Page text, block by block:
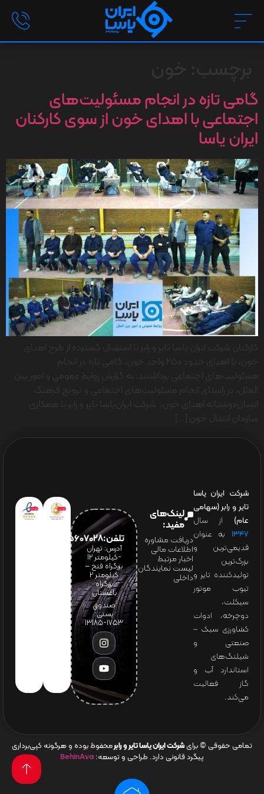
گامی تازه در انجام مسئولیت‌های
اجتماعی با اهدای خون از سوی کارکنان
ایران یاسا
شرکت ایران یاسا
تایر و رابر (سهامی
عام) از سال
۱۳۴۷ به عنوان
قدیمی‌ترین و
بزرگ‌ترین
تولیدکننده تایر و
تیوب موتور
سیکلت،
دوچرخه، ادوات
کشاورزی سبک –
صنعتی و
شیلنگ‌های
استاندارد آب و
گاز فعالیت
می‌کند.
لینک‌های
مفید:
دریافت مشاوره
اطلاعات مالی
اخبار مرتبط
لیست نمایندگان
داخلی
تلفن:65607028(021)
آدرس: تهران
-کیلومتر 12
بزرگراه فتح –
کیلومتر ۲
بزرگراه
باغستان
صندوق
پستی:
1753-13185
تمامی حقوقی © برای شرکت ایران یاسا تایر و رابرمحفوظ بوده و هرگونه کپی‌برداری
پیگرد قانونی دارد. طراحی و توسعه: BehinAva